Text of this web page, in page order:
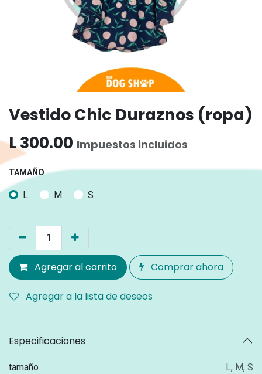
Vestido Chic Duraznos (ropa)
L300.00 Impuestos incluidos
TAMAÑO
L M S
Agregar al carrito Comprar ahora
Agregar a la lista de deseos
Especificaciones
tamaño L, M, S